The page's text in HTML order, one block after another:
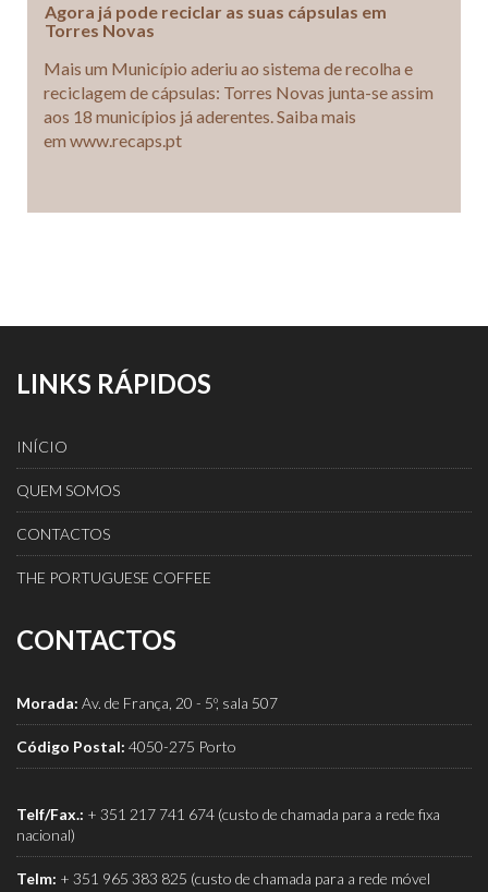
Agora já pode reciclar as suas cápsulas em
Torres Novas
Mais um Município aderiu ao sistema de recolha e
reciclagem de cápsulas: Torres Novas junta-se assim
aos 18 municípios já aderentes. Saiba mais
em www.recaps.pt
LINKS RÁPIDOS
INÍCIO
QUEM SOMOS
CONTACTOS
THE PORTUGUESE COFFEE
CONTACTOS
Morada: Av. de França, 20 - 5º, sala 507
Código Postal: 4050-275 Porto
Telf/Fax.: + 351 217 741 674 (custo de chamada para a rede fixa
nacional)
Telm: + 351 965 383 825 (custo de chamada para a rede móvel